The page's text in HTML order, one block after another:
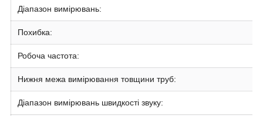
Діапазон вимірювань:
Похибка:
Робоча частота:
Нижня межа вимірювання товщини труб:
Діапазон вимірювань швидкості звуку: